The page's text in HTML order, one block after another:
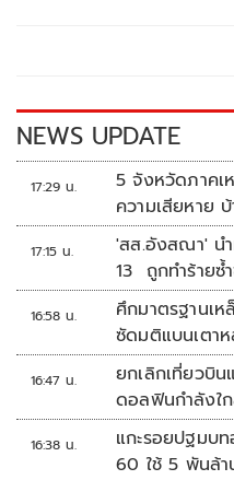
k k
NEWS UPDATE
17:29 น.
5 จังหวัดภาคเ
ความเสียหาย
17:15 น.
'สส.อังสณา' น
13 ถูกทำร้ายซ้
16:58 น.
ศึกมาตรฐานเ
ซัดมติแบนเตาห
16:47 น.
ยกเลิกเที่ยวบิน
ดอลฟินกำลังใก
16:38 น.
แกะรอยปฐมบ
60 ใช้ 5 พันล้า